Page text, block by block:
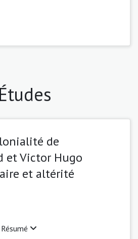
Études
de
et Victor Hugo
et altérité
Résumé